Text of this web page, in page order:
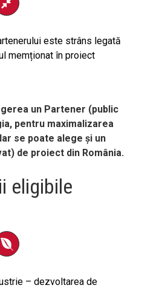
este strâns legată
memționat în proiect
un Partener (public
pentru maximalizarea
se poate alege și un
de proiect din România.
eligibile
– dezvoltarea de